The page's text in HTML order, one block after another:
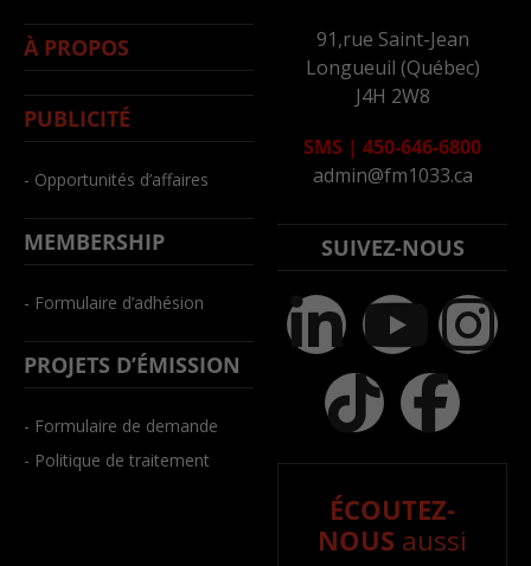
À PROPOS
PUBLICITÉ
- Opportunités d’affaires
MEMBERSHIP
- Formulaire d’adhésion
PROJETS D’ÉMISSION
- Formulaire de demande
- Politique de traitement
91,rue Saint-Jean
Longueuil (Québec)
J4H 2W8
SMS | 450-646-6800
admin@fm1033.ca
SUIVEZ-NOUS
ÉCOUTEZ-
NOUS aussi